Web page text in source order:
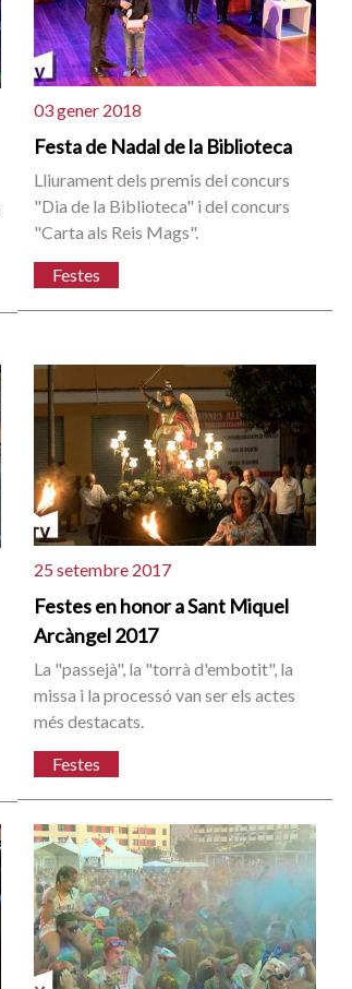
03 gener 2018
Festa de Nadal de la Biblioteca
Lliurament dels premis del concurs
"Dia de la Biblioteca" i del concurs
"Carta als Reis Mags".
Festes
25 setembre 2017
Festes en honor a Sant Miquel
Arcàngel 2017
La "passejà", la "torrà d'embotit", la
missa i la processó van ser els actes
més destacats.
Festes